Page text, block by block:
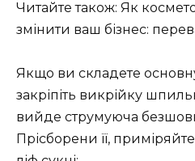
Читайте також: Як
змінити ваш бізнес:
Якщо ви складете
закріпіть викрійку
вийде струмуюча
Прісборени її,